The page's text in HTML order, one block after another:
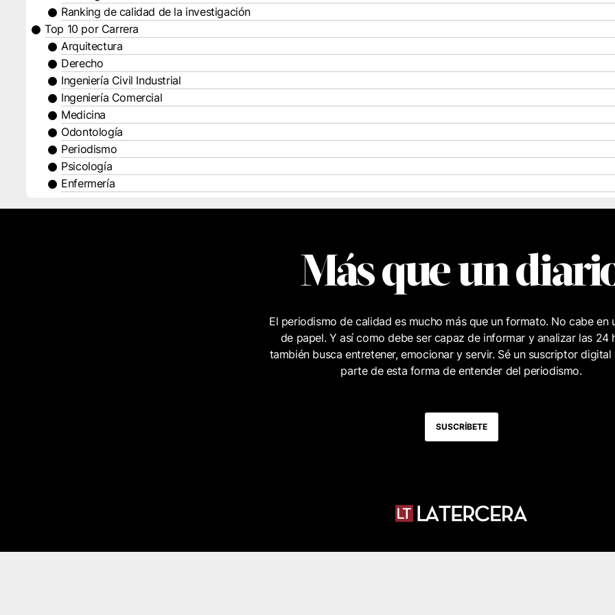
Ranking de calidad de la investigación
Top 10 por Carrera
Arquitectura
Derecho
Ingeniería Civil Industrial
Ingeniería Comercial
Medicina
Odontología
Periodismo
Psicología
Enfermería
Más que un
El periodismo de calidad es mucho más que un formato. No cabe en
de papel. Y así como debe ser capaz de informar y analizar las 24
también busca entretener, emocionar y servir. Sé un suscriptor
parte de esta forma de entender del periodismo.
SUSCRÍBETE